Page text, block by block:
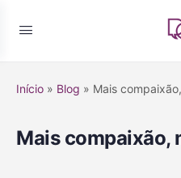
Início » Blog » Mais
Mais compaixão,